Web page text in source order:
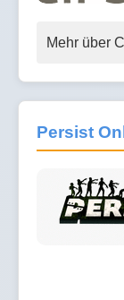
Mehr über
Persist